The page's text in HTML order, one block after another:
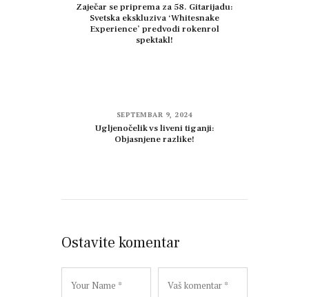
Zaječar se priprema za 58. Gitarijadu:
Svetska ekskluziva ‘Whitesnake
Experience’ predvodi rokenrol
spektakl!
SEPTEMBAR 9, 2024
Ugljenočelik vs liveni tiganji:
Objasnjene razlike!
Ostavite komentar